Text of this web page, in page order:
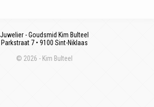
Juwelier - Goudsmid Kim Bulteel
Parkstraat 7 • 9100 Sint-Niklaas
© 2026 - Kim Bulteel